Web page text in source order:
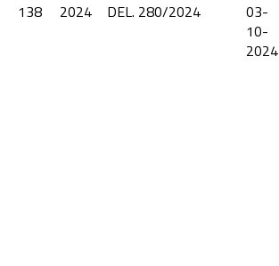
138
2024 DEL. 280/2024
03-
10-
2024